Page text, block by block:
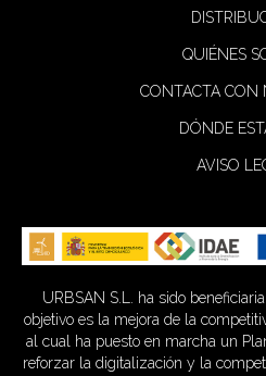
QUIÉNES
CONTACTA CON
DÓNDE
AVISO
URBSAN S.L. ha sido
objetivo es la mejora de la
al cual ha puesto en marcha un
reforzar la digitalización y la